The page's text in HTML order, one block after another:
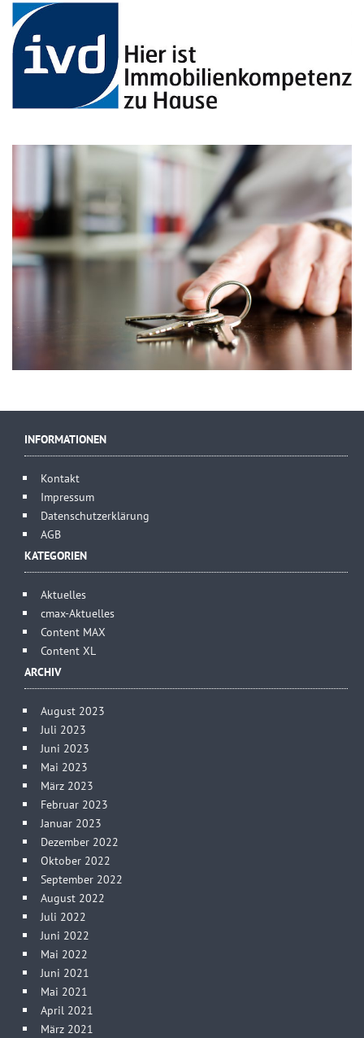
INFORMATIONEN
Kontakt
Impressum
Datenschutzerklärung
AGB
KATEGORIEN
Aktuelles
cmax-Aktuelles
Content MAX
Content XL
ARCHIV
August 2023
Juli 2023
Juni 2023
Mai 2023
März 2023
Februar 2023
Januar 2023
Dezember 2022
Oktober 2022
September 2022
August 2022
Juli 2022
Juni 2022
Mai 2022
Juni 2021
Mai 2021
April 2021
März 2021